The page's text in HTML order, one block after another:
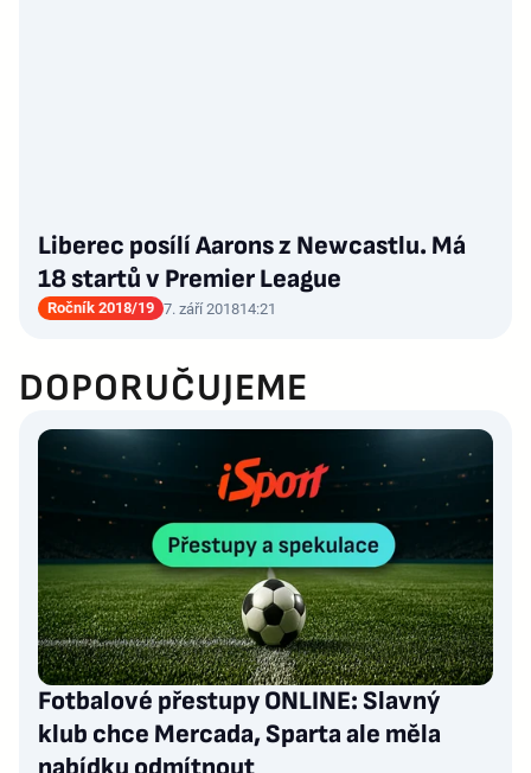
Liberec posílí Aarons z Newcastlu. Má
18 startů v Premier League
Ročník 2018/19 7. září 201814:21
DOPORUČUJEME
Fotbalové přestupy ONLINE: Slavný
klub chce Mercada, Sparta ale měla